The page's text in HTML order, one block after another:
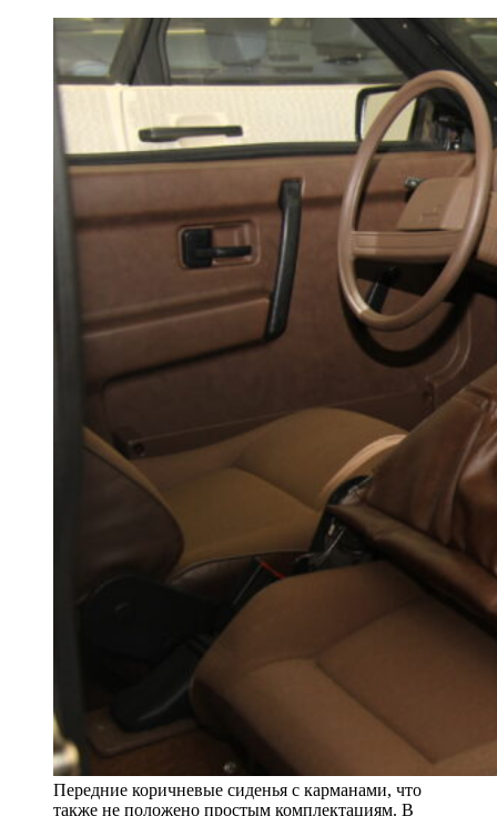
Передние коричневые сиденья с карманами, что
также не положено простым комплектациям. В